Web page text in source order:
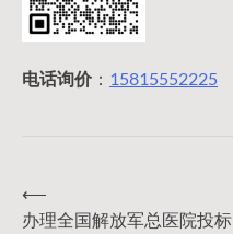
电话询价： 15815552225
文
⟵
办理全国解放军总医院投标